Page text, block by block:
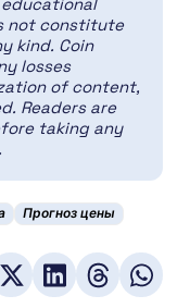
not constitute
kind. Coin
losses
of content,
Readers are
taking any
Прогноз цены